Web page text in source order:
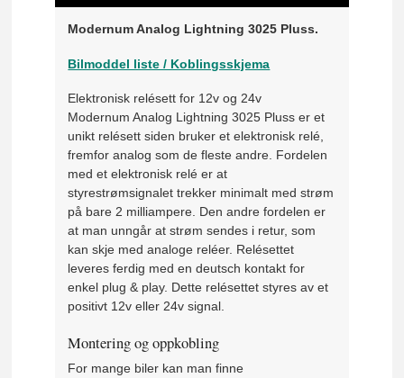
Modernum Analog Lightning 3025 Pluss.
Bilmoddel liste / Koblingsskjema
Elektronisk relésett for 12v og 24v
Modernum Analog Lightning 3025 Pluss er et
unikt relésett siden bruker et elektronisk relé,
fremfor analog som de fleste andre. Fordelen
med et elektronisk relé er at
styrestrømsignalet trekker minimalt med strøm
på bare 2 milliampere. Den andre fordelen er
at man unngår at strøm sendes i retur, som
kan skje med analoge reléer. Relésettet
leveres ferdig med en deutsch kontakt for
enkel plug & play. Dette relésettet styres av et
positivt 12v eller 24v signal.
Montering og oppkobling
For mange biler kan man finne